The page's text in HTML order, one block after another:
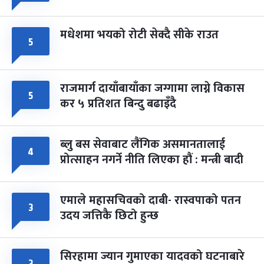
५ मधेशमा भयको रोटी सेक्दै सीके राउत
५ राजमार्ग दायाँबायाँका जग्गामा लाग्ने विकास
कर ५ प्रतिशत बिन्दु बढाइँदै
४ ब्लु बस सेवाबाट लैंगिक असमानतालाई
प्रोत्साहन नगर्ने नीति लिएका हौं : मन्त्री बादी
३ एमाले महासचिवको दाबी- रास्वपाको पतन
उदय जत्तिकै छिटो हुन्छ
सिरहामा ज्यान गुमाएका यादवको घटनाबारे